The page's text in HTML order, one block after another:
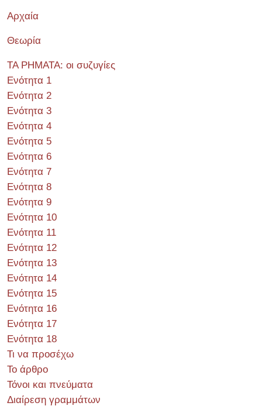
Αρχαία
Θεωρία
ΤΑ ΡΗΜΑΤΑ: οι συζυγίες
Ενότητα 1
Ενότητα 2
Ενότητα 3
Ενότητα 4
Ενότητα 5
Ενότητα 6
Ενότητα 7
Ενότητα 8
Ενότητα 9
Ενότητα 10
Ενότητα 11
Ενότητα 12
Ενότητα 13
Ενότητα 14
Ενότητα 15
Ενότητα 16
Ενότητα 17
Ενότητα 18
Τι να προσέχω
Το άρθρο
Τόνοι και πνεύματα
Διαίρεση γραμμάτων